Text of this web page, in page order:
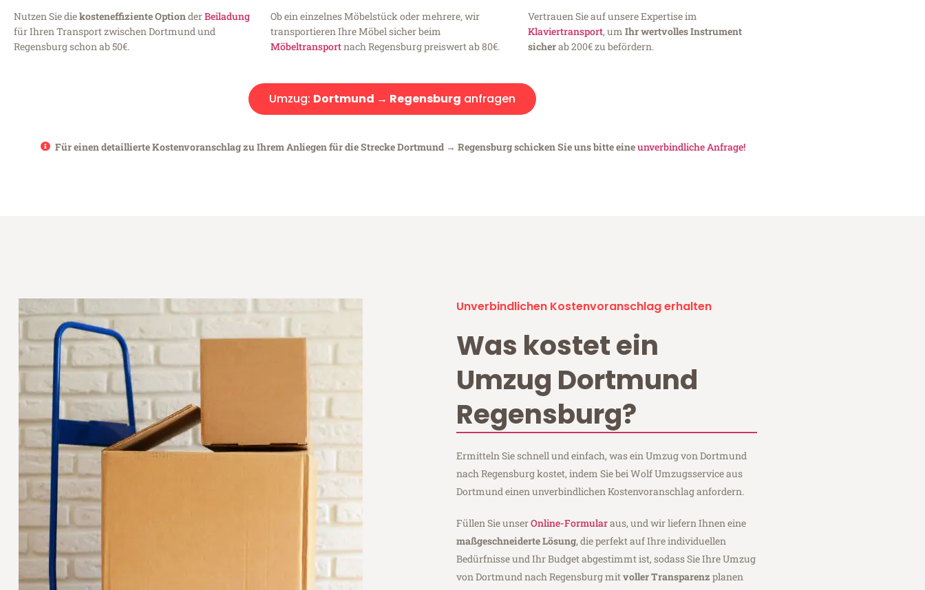
Nutzen Sie diekosteneffiziente OptionderBeiladung
für Ihren Transport zwischen Dortmund und
Regensburg schon ab 50€.
Ob ein einzelnes Möbelstück oder mehrere, wir
transportieren Ihre Möbel sicher beim
Möbeltransportnach Regensburg preiswert ab 80€.
Vertrauen Sie auf unsere Expertise im
Klaviertransport, um Ihr wertvolles Instrument
sicherab 200€ zu befördern.
Umzug: Dortmund → Regensburg anfragen
Für einen detaillierte Kostenvoranschlag zu Ihrem Anliegen für die Strecke Dortmund → Regensburg schicken Sie uns bitte eineunverbindliche Anfrage!
Unverbindlichen Kostenvoranschlag erhalten
Was kostet ein
Umzug Dortmund
Regensburg?
Ermitteln Sie schnell und einfach, was ein Umzug von Dortmund
nach Regensburg kostet, indem Sie bei Wolf Umzugsservice aus
Dortmund einen unverbindlichen Kostenvoranschlag anfordern.
Füllen Sie unserOnline-Formularaus, und wir liefern Ihnen eine
maßgeschneiderte Lösung, die perfekt auf Ihre individuellen
Bedürfnisse und Ihr Budget abgestimmt ist, sodass Sie Ihre Umzug
von Dortmund nach Regensburg mitvoller Transparenz planen